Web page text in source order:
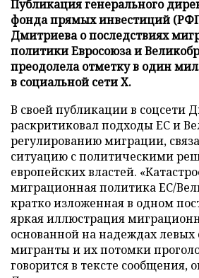
Публикация генерального
фонда прямых инвестиций
Дмитриева о последствиях
политики Евросоюза и
преодолела отметку в один
в социальной сети X.
В своей публикации в соцсети
раскритиковал подходы ЕС и
регулированию миграции,
ситуацию с политическими
европейских властей.
миграционная политика ЕС/
кратко изложенная в одном
яркая иллюстрация
основанной на надеждах левых
мигранты и их потомки
говорится в тексте сообщения,